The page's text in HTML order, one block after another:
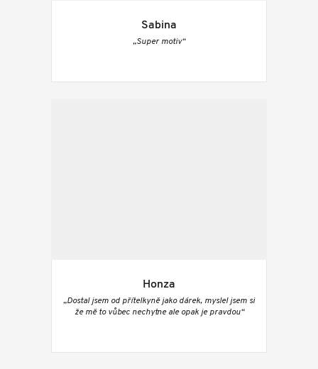
Sabina
„Super motiv“
Honza
„Dostal jsem od přítelkyně jako dárek, myslel jsem si
že mě to vůbec nechytne ale opak je pravdou“